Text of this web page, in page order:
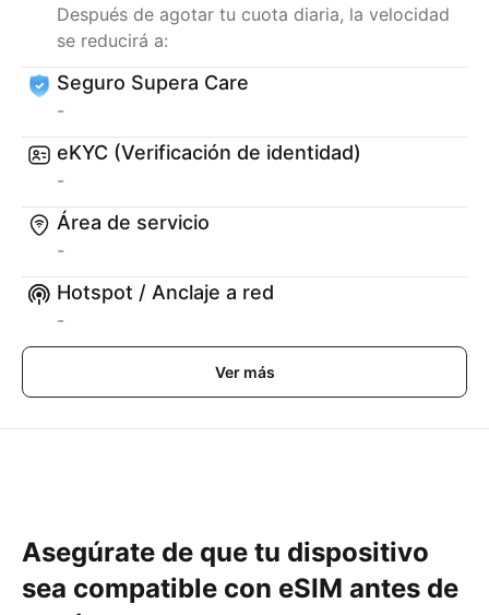
Después de agotar tu cuota diaria, la velocidad
se reducirá a:
Seguro Supera Care
-
eKYC (Verificación de identidad)
-
Área de servicio
-
Hotspot / Anclaje a red
-
Ver más
Asegúrate de que tu dispositivo
sea compatible con eSIM antes de